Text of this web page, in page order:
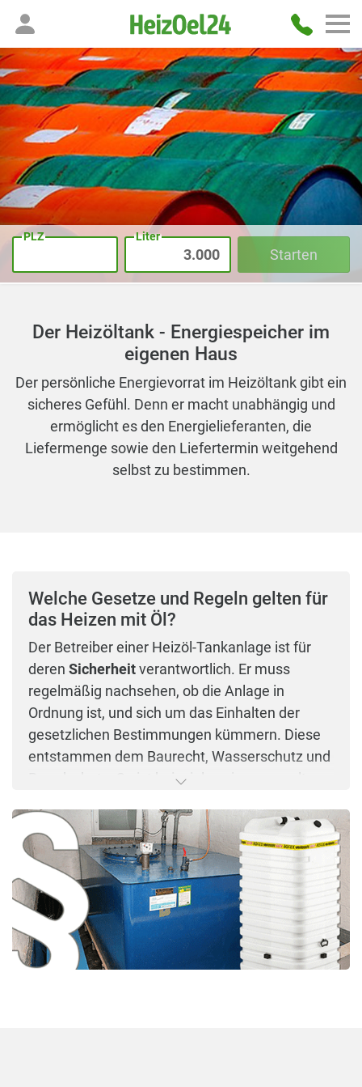
Der Heizöltank - Energiespeicher im
eigenen Haus
Der persönliche Energievorrat im Heizöltank gibt ein
sicheres Gefühl. Denn er macht unabhängig und
ermöglicht es den Energielieferanten, die
Liefermenge sowie den Liefertermin weitgehend
selbst zu bestimmen.
Welche Gesetze und Regeln gelten für
das Heizen mit Öl?
Der Betreiber einer Heizöl-Tankanlage ist für
deren Sicherheitverantwortlich. Er muss
regelmäßig nachsehen, ob die Anlage in
Ordnung ist, und sich um das Einhalten der
gesetzlichen Bestimmungen kümmern. Diese
entstammen dem Baurecht, Wasserschutz und
Brandschutz. So ist beispielsweise geregelt,
geprüft werden muss oder was Tankwagen-
Fahrer und Verbraucher bei einer Heizöl-
Lieferung beachten müssen. Sollte die Anlage
wiederkehrend prüfpflichtig sein, muss der
Betreiber rechtzeitig einen Sachverständigen
zur Überprüfung der Anlage beauftragen.
PLZ Liter
Starten